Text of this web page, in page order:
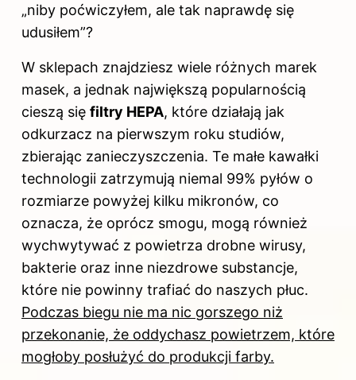
„niby poćwiczyłem, ale tak naprawdę się
udusiłem”?
W sklepach znajdziesz wiele różnych marek
masek, a jednak największą popularnością
cieszą się filtry HEPA, które działają jak
odkurzacz na pierwszym roku studiów,
zbierając zanieczyszczenia. Te małe kawałki
technologii zatrzymują niemal 99% pyłów o
rozmiarze powyżej kilku mikronów, co
oznacza, że oprócz smogu, mogą również
wychwytywać z powietrza drobne wirusy,
bakterie oraz inne niezdrowe substancje,
które nie powinny trafiać do naszych płuc.
Podczas biegu nie ma nic gorszego niż
przekonanie, że oddychasz powietrzem, które
mogłoby posłużyć do produkcji farby.